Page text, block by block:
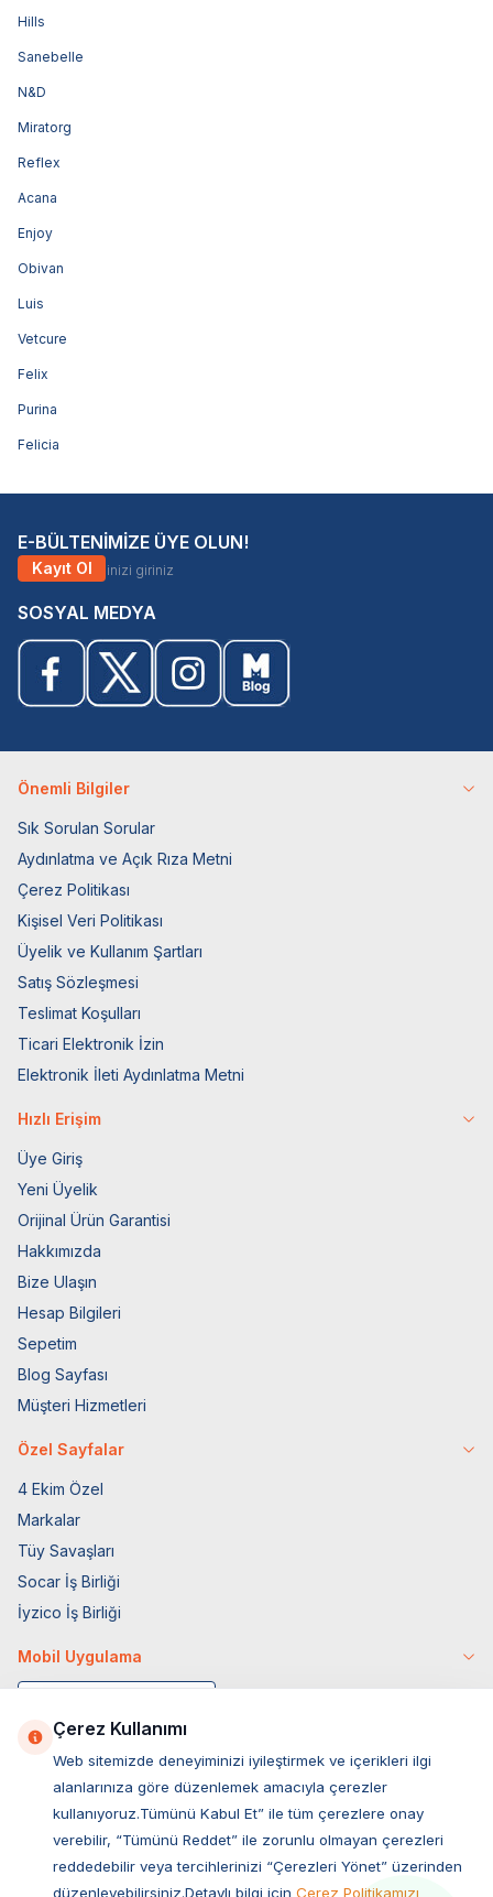
Hills
Sanebelle
N&D
Miratorg
Reflex
Acana
Enjoy
Obivan
Luis
Vetcure
Felix
Purina
Felicia
E-BÜLTENİMİZE ÜYE OLUN!
Kayıt Ol
SOSYAL MEDYA
Önemli Bilgiler
Sık Sorulan Sorular
Aydınlatma ve Açık Rıza Metni
Çerez Politikası
Kişisel Veri Politikası
Üyelik ve Kullanım Şartları
Satış Sözleşmesi
Teslimat Koşulları
Ticari Elektronik İzin
Elektronik İleti Aydınlatma Metni
Hızlı Erişim
Üye Giriş
Yeni Üyelik
Orijinal Ürün Garantisi
Hakkımızda
Bize Ulaşın
Hesap Bilgileri
Sepetim
Blog Sayfası
Müşteri Hizmetleri
Özel Sayfalar
4 Ekim Özel
Markalar
Tüy Savaşları
Socar İş Birliği
İyzico İş Birliği
Mobil Uygulama
Çerez Kullanımı
Web sitemizde deneyiminizi iyileştirmek ve içerikleri ilgi
alanlarınıza göre düzenlemek amacıyla çerezler
kullanıyoruz.Tümünü Kabul Et” ile tüm çerezlere onay
verebilir, “Tümünü Reddet” ile zorunlu olmayan çerezleri
reddedebilir veya tercihlerinizi “Çerezleri Yönet” üzerinden
düzenleyebilirsiniz.Detaylı bilgi için Çerez Politikamızı